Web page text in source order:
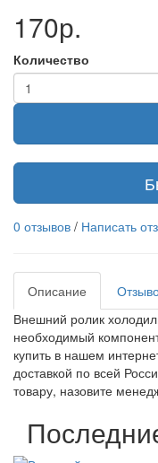
170р.
Количество
0 отзывов / Написать
Описание
Внешний ролик
необходимый
купить в нашем
доставкой по всей
товару, назовите